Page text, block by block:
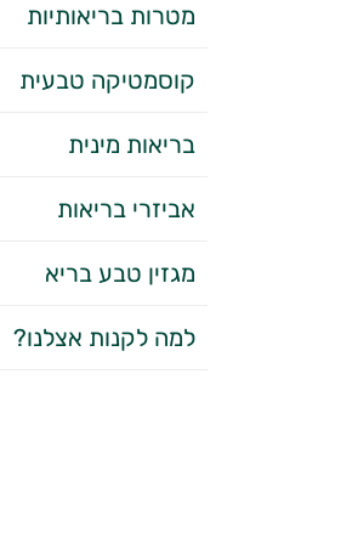
מטרות בריאותיות
קוסמטיקה טבעית
בריאות מינית
אביזרי בריאות
מגזין טבע בריא
למה לקנות אצלנו?